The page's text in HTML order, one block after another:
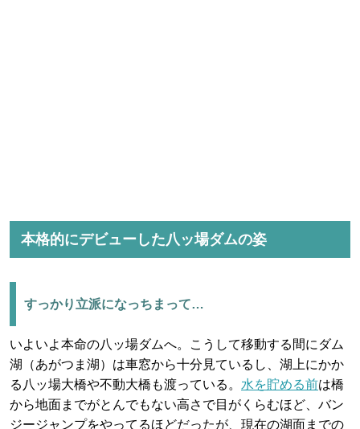
本格的にデビューした八ッ場ダムの姿
すっかり立派になっちまって…
いよいよ本命の八ッ場ダムへ。こうして移動する間にダム
湖（あがつま湖）は車窓から十分見ているし、湖上にかか
る八ッ場大橋や不動大橋も渡っている。 水を貯める前は橋
から地面までがとんでもない高さで目がくらむほど、バン
ジージャンプをやってるほどだったが、現在の湖面までの